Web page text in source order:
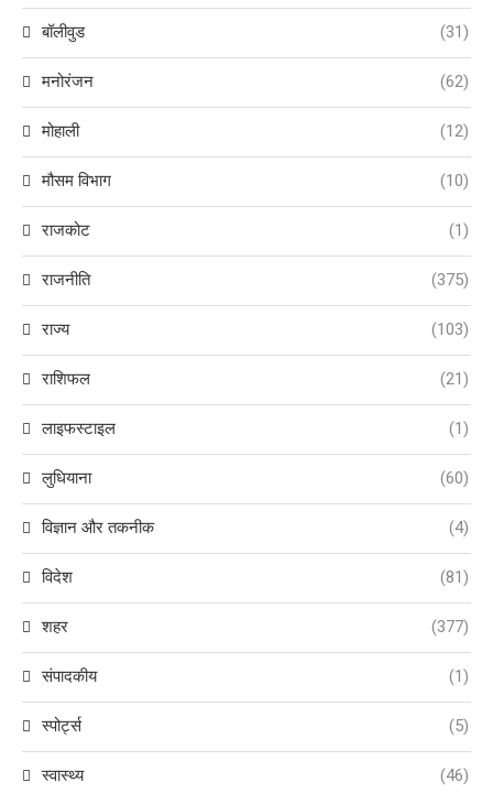
बॉलीवुड (31)
मनोरंजन (62)
मोहाली (12)
मौसम विभाग (10)
राजकोट (1)
राजनीति (375)
राज्य (103)
राशिफल (21)
लाइफस्टाइल (1)
लुधियाना (60)
विज्ञान और तकनीक (4)
विदेश (81)
शहर (377)
संपादकीय (1)
स्पोर्ट्स (5)
स्वास्थ्य (46)